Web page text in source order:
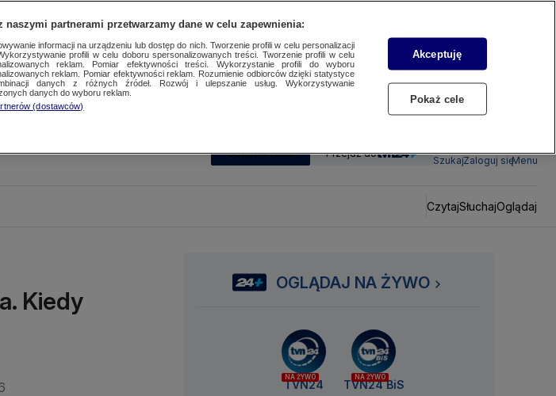
SUBSKRYBUJ Przejdź do
SzukajZaloguj sięMenu
CzytajSłuchajOglądaj
Kiedy
OGLĄDAJ NA ŻYWO
NA ŻYWO
TVN24
NA ŻYWO
TVN24 BiS
naszymi partnerami przetwarzamy dane w celu zapewnienia:
informacji na urządzeniu lub dostęp do nich. Tworzenie profili w celu personalizacji
profili w celu doboru spersonalizowanych treści. Tworzenie profili w celu
reklam. Pomiar efektywności treści. Wykorzystanie profili do wyboru
reklam. Pomiar efektywności reklam. Rozumienie odbiorców dzięki statystyce
danych z różnych źródeł. Rozwój i ulepszanie usług. Wykorzystywanie
danych do wyboru reklam.
(dostawców)
Akceptuję
Pokaż cele